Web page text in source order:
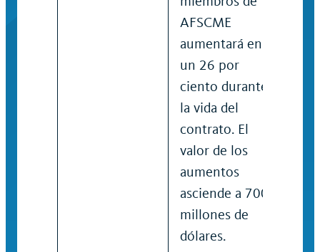
AFSCME
aumentará en
un 26 por
ciento durante
la vida del
contrato. El
valor de los
aumentos
asciende a 700
millones de
dólares.